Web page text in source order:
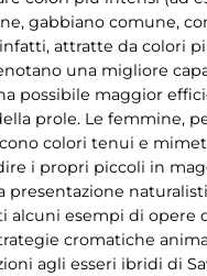
gabbiano comune,
attratte da colori
una migliore
possibile maggior
prole. Le femmine,
colori tenui e
i propri piccoli in
presentazione
alcuni esempi di opere
cromatiche
agli esseri ibridi di